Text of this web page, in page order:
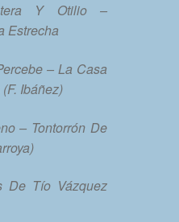
Y Otilio –
Estrecha
– La Casa
Ibáñez)
– Tontorrón De
De Tío Vázquez